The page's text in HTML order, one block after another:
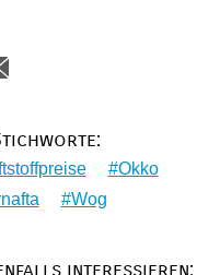
Okko
Wog
interessieren: